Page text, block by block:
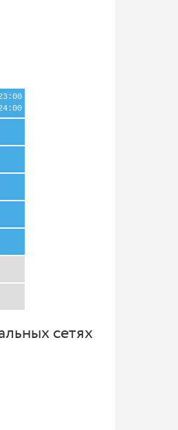
сетях